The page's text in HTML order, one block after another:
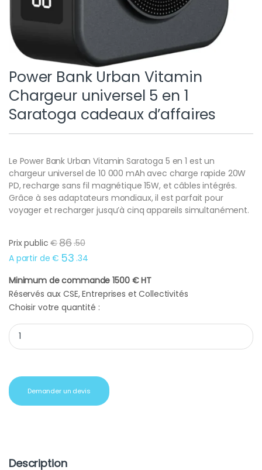
Power Bank Urban Vitamin
Chargeur universel 5 en 1
Saratoga cadeaux d’affaires
Le Power Bank Urban Vitamin Saratoga 5 en 1 est un
chargeur universel de 10 000 mAh avec charge rapide 20W
PD, recharge sans fil magnétique 15W, et câbles intégrés.
Grâce à ses adaptateurs mondiaux, il est parfait pour
voyager et recharger jusqu’à cinq appareils simultanément.
Prix public €86.50
A partir de € 53 .34
Minimum de commande 1500 € HT
Réservés aux CSE, Entreprises et Collectivités
Choisir votre quantité :
Power Bank Urban Vitamin Chargeur universel 5 en 1
Demander un devis
Description